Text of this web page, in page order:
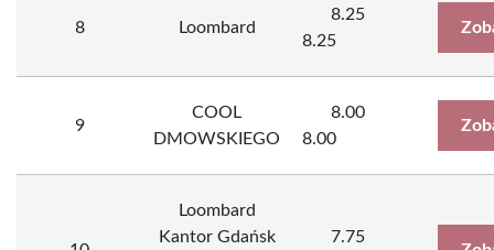
8 Loombard
8.25
8.25
9
COOL
DMOWSKIEGO
8.00
8.00
Loombard
Kantor Gdańsk
7.75